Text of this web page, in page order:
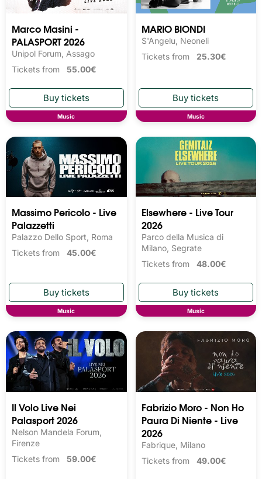
Marco Masini -
PALASPORT 2026
Unipol Forum, Assago
Tickets from 55.00€
Music
MARIO BIONDI
S'Angelu, Neoneli
Tickets from 25.30€
Music
Massimo Pericolo - Live
Palazzetti
Palazzo Dello Sport, Roma
Tickets from 45.00€
Music
Elsewhere - Live Tour
2026
Parco della Musica di
Milano, Segrate
Tickets from 48.00€
Music
Il Volo Live Nei
Palasport 2026
Nelson Mandela Forum,
Firenze
Tickets from 59.00€
Fabrizio Moro - Non Ho
Paura Di Niente - Live
2026
Fabrique, Milano
Tickets from 49.00€